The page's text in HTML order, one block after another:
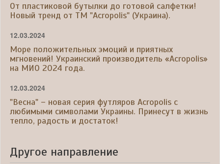
От пластиковой бутылки до готовой салфетки!
Новый тренд от ТМ "Acropolis" (Украина).
12.03.2024
Море положительных эмоций и приятных
мгновений! Украинский производитель «Acropolis»
на МИО 2024 года.
12.03.2024
"Весна" – новая серия футляров Acropolis с
любимыми символами Украины. Принесут в жизнь
тепло, радость и достаток!
Другое направление